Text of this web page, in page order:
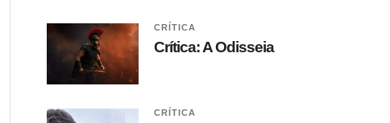
CRÍTICA
Crítica: A Odisseia
CRÍTICA